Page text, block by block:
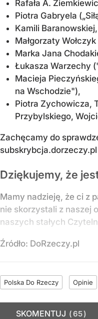
Rafała A.
Piotra Gabryela
Kamili Baranowskiej,
Małgorzaty
Marka Jana
Łukasza Warzechy
Macieja
na Wschodzie"),
Piotra Zychowicza,
Przybylskiego,
Zachęcamy do
subskrybcja.dorzeczy.pl
Dziękujemy, że
Mamy nadzieję, że ci z
nie skorzystali z naszej
naszych stałych
Źródło: DoRzeczy.pl
Polska Do Rzeczy Opinie
SKOMENTUJ 65